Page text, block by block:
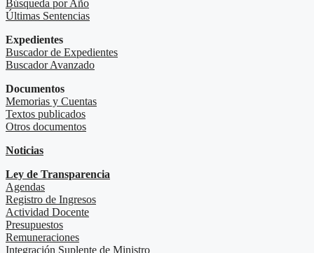
Búsqueda por Año
Últimas Sentencias
Expedientes
Buscador de Expedientes
Buscador Avanzado
Documentos
Memorias y Cuentas
Textos publicados
Otros documentos
Noticias
Ley de Transparencia
Agendas
Registro de Ingresos
Actividad Docente
Presupuestos
Remuneraciones
Integración Suplente de Ministro